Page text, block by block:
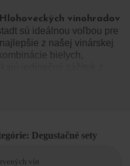
vinohradov
sú ideálnou voľbou pre
z našej vinárskej
bielych,
oblasti.
objaviť rozmanitosť
Degustačné sety
vín